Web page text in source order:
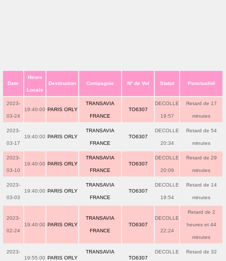
Date
Heure
Locale
Destination Compagnie N° de Vol Statut Ponctualité
2023-
03-24
19:40:00 PARIS ORLY
TRANSAVIA
FRANCE
TO6307
DECOLLE
19:57
Retard de 17
minutes
2023-
03-17
19:40:00 PARIS ORLY
TRANSAVIA
FRANCE
TO6307
DECOLLE
20:34
Retard de 54
minutes
2023-
03-10
19:40:00 PARIS ORLY
TRANSAVIA
FRANCE
TO6307
DECOLLE
20:09
Retard de 29
minutes
2023-
03-03
19:40:00 PARIS ORLY
TRANSAVIA
FRANCE
TO6307
DECOLLE
19:54
Retard de 14
minutes
2023-
02-24
19:40:00 PARIS ORLY
TRANSAVIA
FRANCE
TO6307
DECOLLE
22:24
Retard de 2
heures et 44
minutes
2023-
19:55:00 PARIS ORLY
TRANSAVIA
TO6307
DECOLLE Retard de 32